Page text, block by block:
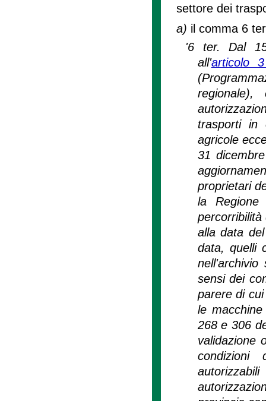
settore dei
a) il comma 6
'6 ter. Dal
all'articolo
trasporti in
agricole
31
proprietari
la Regione
alla data
data, quelli
sensi dei
parere di
le
268 e 306
validazione
condizioni